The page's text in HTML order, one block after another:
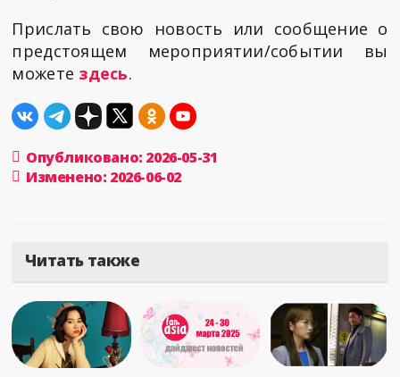
Прислать свою новость или сообщение о
предстоящем мероприятии/событии вы
можете здесь.
Опубликовано: 2026-05-31
Изменено: 2026-06-02
Читать также